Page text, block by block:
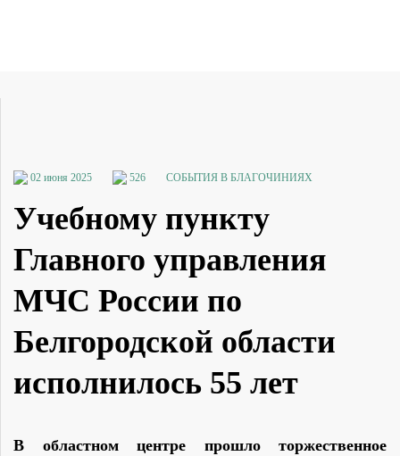
02 июня 2025 526 СОБЫТИЯ В БЛАГОЧИНИЯХ
Учебному пункту
Главного управления
МЧС России по
Белгородской области
исполнилось 55 лет
В областном центре прошло торжественное